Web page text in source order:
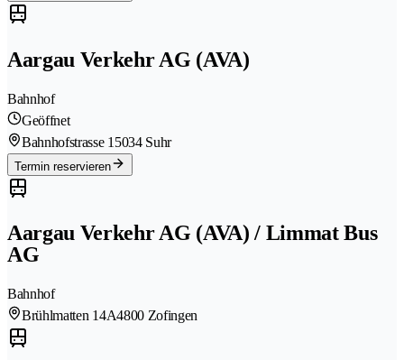
Aargau Verkehr AG (AVA)
Bahnhof
Geöffnet
Bahnhofstrasse 1 5034 Suhr
Termin reservieren
Aargau Verkehr AG (AVA) / Limmat Bus
AG
Bahnhof
Brühlmatten 14A4800 Zofingen